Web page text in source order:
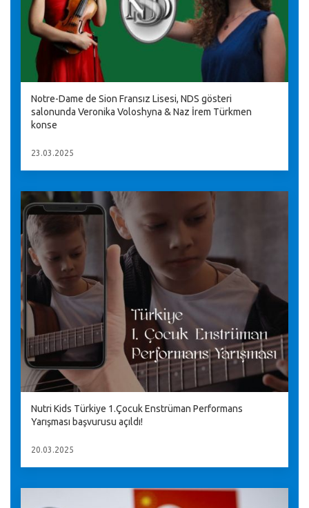
Notre-Dame de Sion Fransız Lisesi, NDS gösteri
salonunda Veronika Voloshyna & Naz İrem Türkmen
konse
23.03.2025
Nutri Kids Türkiye 1.Çocuk Enstrüman Performans
Yarışması başvurusu açıldı!
20.03.2025